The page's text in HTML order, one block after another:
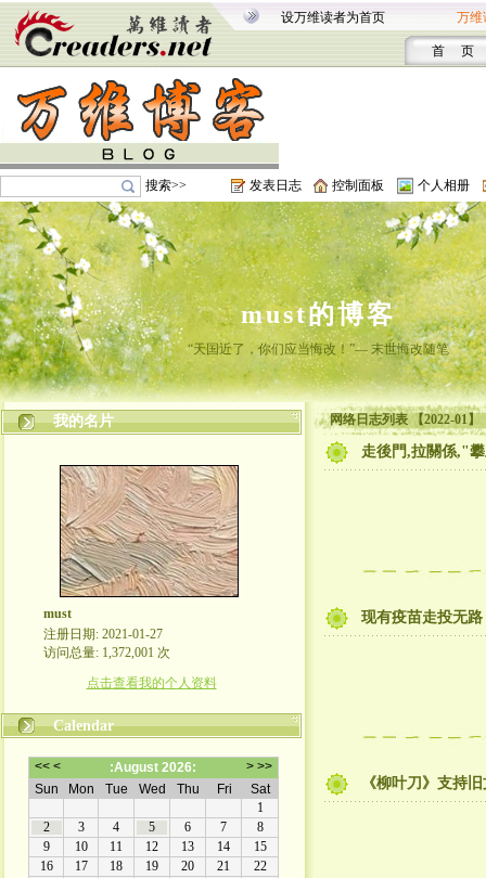
设万维读者为首页 万维
首 页
搜索>> 发表日志 控制面板 个人相册
must的博客
“天国近了，你们应当悔改！”— 末世悔改随笔
我的名片
must
注册日期: 2021-01-27
访问总量: 1,372,001 次
点击查看我的个人资料
Calendar
网络日志列表 【2022-01】
走後門,拉關係,"
现有疫苗走投无
《柳叶刀》支持